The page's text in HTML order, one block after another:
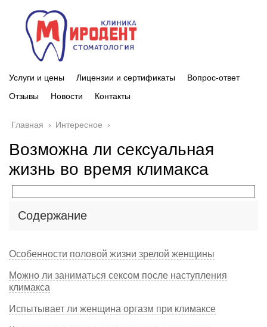
Услуги и цены Лицензии и сертификаты
Вопрос-ответ
Отзывы
Новости Контакты
Главная › Интересное ›
Возможна ли сексуальная
жизнь во время климакса
Содержание
Особенности половой жизни зрелой женщины
Можно ли заниматься сексом после наступления
климакса
Испытывает ли женщина оргазм при климаксе